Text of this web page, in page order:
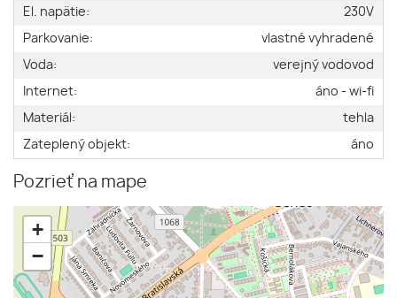
El. napätie:
230V
Parkovanie:
vlastné vyhradené
Voda:
verejný vodovod
Internet:
áno - wi-fi
Materiál:
tehla
Zateplený objekt:
áno
Pozrieť na mape
+
−